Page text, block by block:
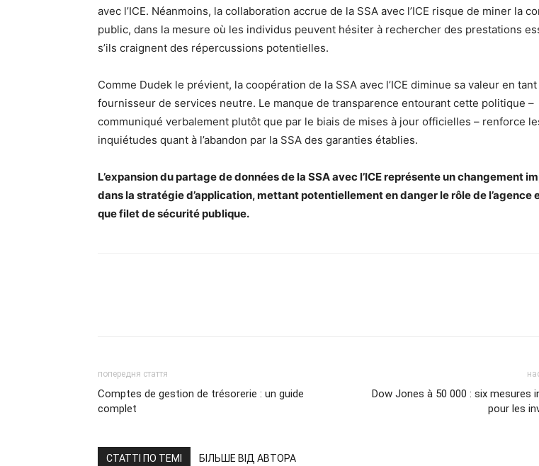
avec l’ICE. Néanmoins, la collaboration accrue de la SSA avec l’ICE risque de miner la
public, dans la mesure où les individus peuvent hésiter à rechercher des prestations
s’ils craignent des répercussions potentielles.
Comme Dudek le prévient, la coopération de la SSA avec l’ICE diminue sa valeur en
fournisseur de services neutre. Le manque de transparence entourant cette politique –
communiqué verbalement plutôt que par le biais de mises à jour officielles – renforce
inquiétudes quant à l’abandon par la SSA des garanties établies.
L’expansion du partage de données de la SSA avec l’ICE représente un changement
dans la stratégie d’application, mettant potentiellement en danger le rôle de l’agence
que filet de sécurité publique.
попередня стаття
Comptes de gestion de trésorerie : un guide
complet
Dow Jones à 50 000 : six mesures
pour les
СТАТТІ ПО ТЕМІ БІЛЬШЕ ВІД АВТОРА